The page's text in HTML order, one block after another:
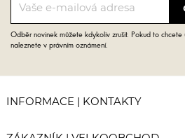
Odběr novinek můžete kdykoliv zrušit. Pokud to chcete
naleznete v právním oznámení.
INFORMACE | KONTAKTY